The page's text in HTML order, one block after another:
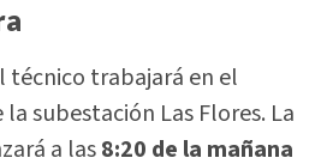
técnico trabajará en el
subestación Las Flores. La
a las8:20 de la mañana